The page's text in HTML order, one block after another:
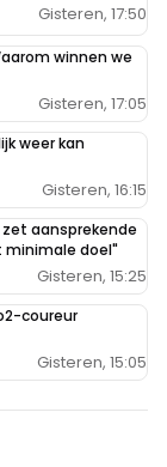
Gisteren, 17:50
winnen we
Gisteren, 17:05
weer kan
Gisteren, 16:15
aansprekende
minimale doel"
Gisteren, 15:25
coureur
Gisteren, 15:05